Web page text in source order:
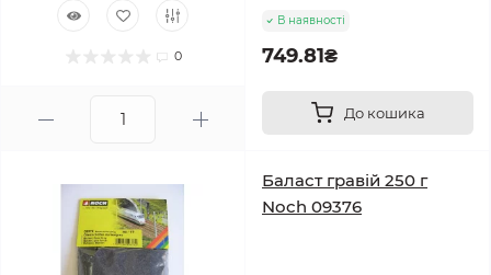
0
В наявності
749.81₴
До кошика
Баласт гравій 250 г
Noch 09376